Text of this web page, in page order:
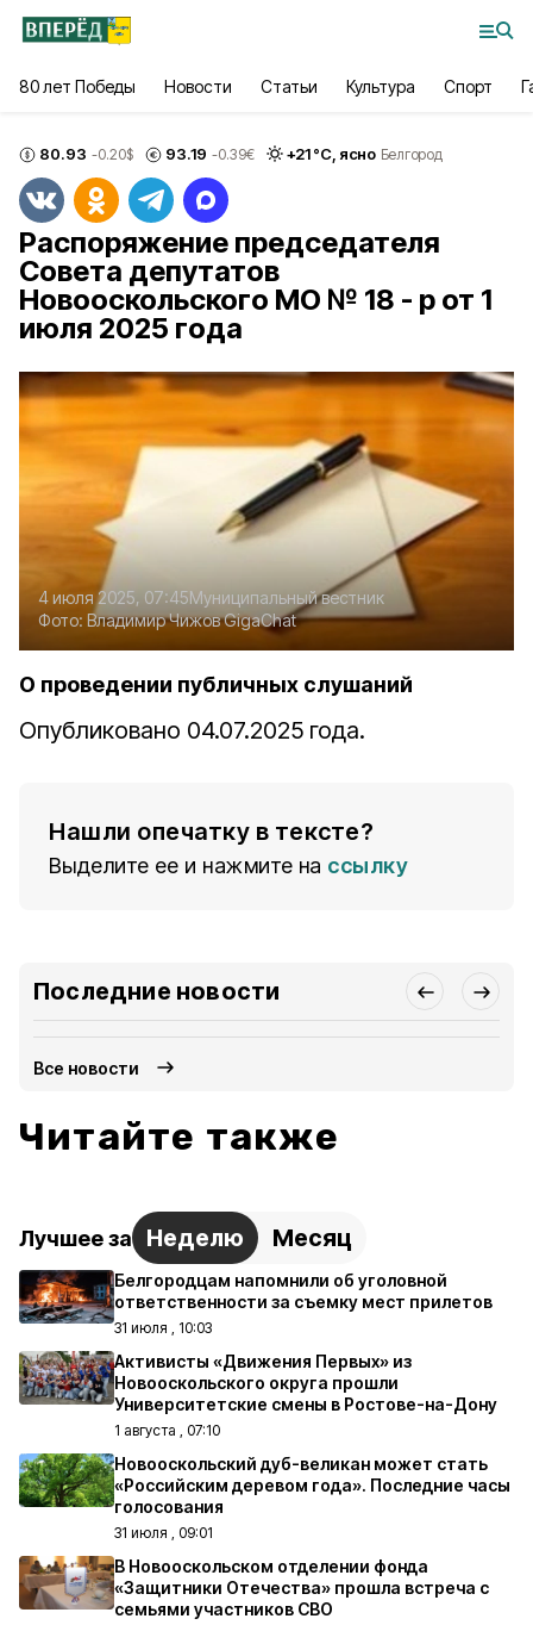
80 лет Победы Новости Статьи Культура Спорт
80.93 -0.20$ 93.19 -0.39€ +21°С, ясно Белгород
Распоряжение председателя
Совета депутатов
Новооскольского МО № 18 - р от 1
июля 2025 года
4 июля 2025, 07:45Муниципальный вестник
Фото: Владимир ЧижовGigaChat
О проведении публичных слушаний
Опубликовано 04.07.2025 года.
Нашли опечатку в тексте?
Выделите ее и нажмите на ссылку
Последние новости
Все новости
Читайте также
Лучшее за Неделю Месяц
Белгородцам напомнили об уголовной
ответственности за съемку мест прилетов
31 июля , 10:03
Активисты «Движения Первых» из
Новооскольского округа прошли
Университетские смены в Ростове-на-Дону
1 августа , 07:10
Новооскольский дуб-великан может стать
«Российским деревом года». Последние часы
голосования
31 июля , 09:01
В Новооскольском отделении фонда
«Защитники Отечества» прошла встреча с
семьями участников СВО